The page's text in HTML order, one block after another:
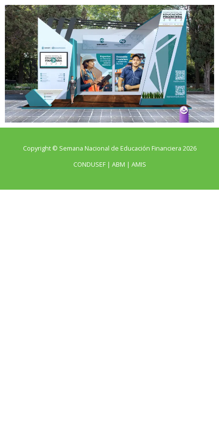
Brochure
Da clic para ver
Copyright © Semana Nacional de Educación Financiera 2026
CONDUSEF | ABM | AMIS